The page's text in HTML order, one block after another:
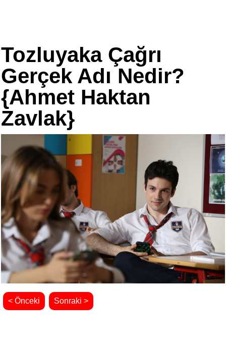
Tozluyaka Çağrı
Gerçek Adı Nedir?
{Ahmet Haktan
Zavlak}
< Önceki Sonraki >